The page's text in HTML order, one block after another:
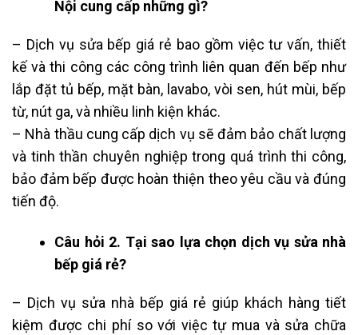
Nội cung cấp những gì?
– Dịch vụ sửa bếp giá rẻ bao gồm việc tư vấn, thiết
kế và thi công các công trình liên quan đến bếp như
lắp đặt tủ bếp, mặt bàn, lavabo, vòi sen, hút mùi, bếp
từ, nút ga, và nhiều linh kiện khác.
– Nhà thầu cung cấp dịch vụ sẽ đảm bảo chất lượng
và tinh thần chuyên nghiệp trong quá trình thi công,
bảo đảm bếp được hoàn thiện theo yêu cầu và đúng
tiến độ.
Câu hỏi 2. Tại sao lựa chọn dịch vụ sửa nhà
bếp giá rẻ?
– Dịch vụ sửa nhà bếp giá rẻ giúp khách hàng tiết
kiệm được chi phí so với việc tự mua và sửa chữa